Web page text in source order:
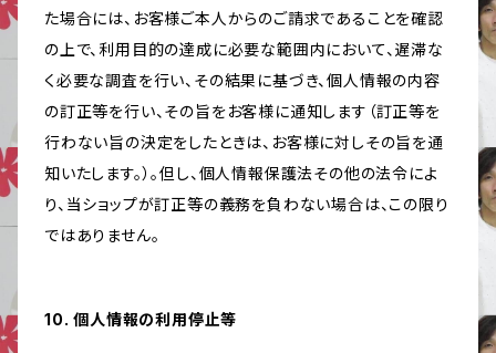
た場合には、お客様ご本人からのご請求であることを確認
の上で、利用目的の達成に必要な範囲内において、遅滞な
く必要な調査を行い、その結果に基づき、個人情報の内容
の訂正等を行い、その旨をお客様に通知します（訂正等を
行わない旨の決定をしたときは、お客様に対しその旨を通
知いたします。）。但し、個人情報保護法その他の法令によ
り、当ショップが訂正等の義務を負わない場合は、この限り
ではありません。
10. 個人情報の利用停止等